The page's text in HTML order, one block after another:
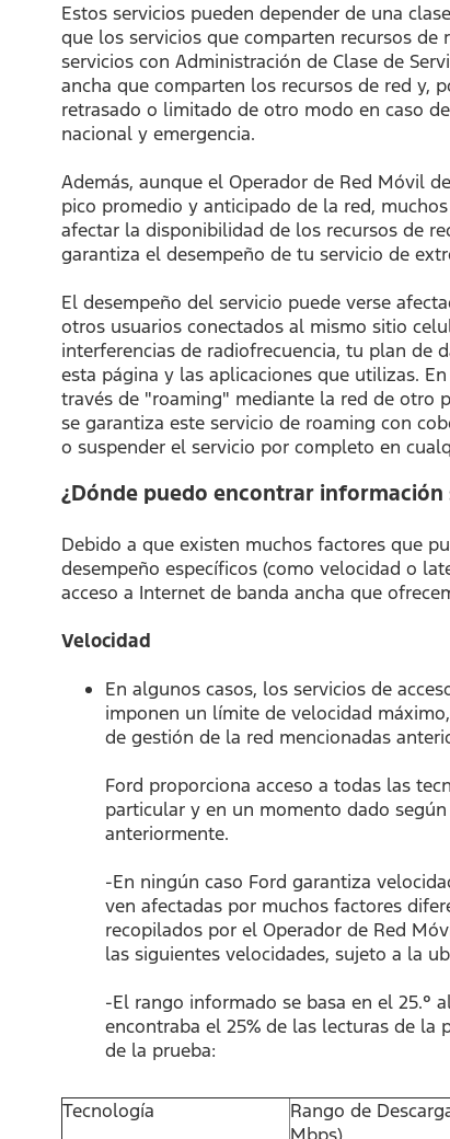
Estos servicios pueden depender de una
que los servicios que comparten recursos
servicios con Administración de Clase de
ancha que comparten los recursos de red y,
retrasado o limitado de otro modo en caso
nacional y emergencia.
Además, aunque el Operador de Red Móvil
pico promedio y anticipado de la red,
afectar la disponibilidad de los recursos de
garantiza el desempeño de tu servicio de
El desempeño del servicio puede verse
otros usuarios conectados al mismo sitio
interferencias de radiofrecuencia, tu plan de
esta página y las aplicaciones que utilizas.
través de "roaming" mediante la red de otro
se garantiza este servicio de roaming con
o suspender el servicio por completo en
¿Dónde puedo encontrar
Debido a que existen muchos factores que
desempeño específicos (como velocidad o
acceso a Internet de banda ancha que
Velocidad
En algunos casos, los servicios de
imponen un límite de velocidad
de gestión de la red mencionadas
Ford proporciona acceso a todas las
particular y en un momento dado
anteriormente.
-En ningún caso Ford garantiza
ven afectadas por muchos factores
recopilados por el Operador de Red
las siguientes velocidades, sujeto a la
-El rango informado se basa en el 25.°
encontraba el 25% de las lecturas de la
de la prueba:
Tecnología
Rango de